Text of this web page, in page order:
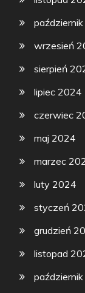
wrzesień
sierpień
lipiec 2024
czerwiec
maj 2024
marzec
luty 2024
styczeń
grudzień
listopad